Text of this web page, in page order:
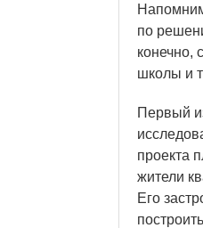
по
конечно,
школы и
Первый
проекта
жители
Его